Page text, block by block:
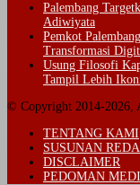
Palembang
Adiwiyata
Pemkot
Transformasi
Usung Filosofi
Tampil Lebih
© Copyright 2014-2026,
TENTANG KAMI
SUSUNAN
DISCLAIMER
PEDOMAN